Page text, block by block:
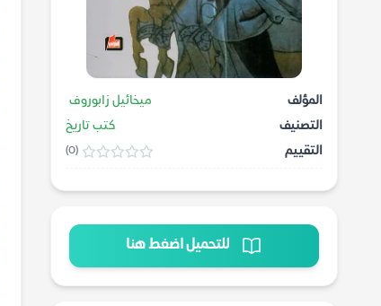
المؤلف
ميخائيل زابوروف
التصنيف
كتب تاريخ
التقييم
(0)
للتحميل اضغط هنا